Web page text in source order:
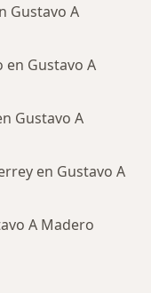
Gustavo A
Gustavo A
Gustavo A
en Gustavo A
A Madero